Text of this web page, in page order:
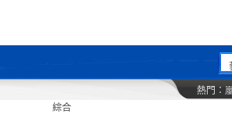
熱門：
綜合